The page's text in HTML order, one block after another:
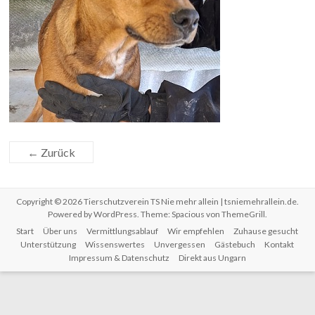
← Zurück
Copyright © 2026Tierschutzverein TS Nie mehr allein | tsniemehrallein.de.
Powered byWordPress. Theme: Spacious von ThemeGrill.
Start
Über uns Vermittlungsablauf Wir empfehlen
Zuhause gesucht
Unterstützung
Wissenswertes Unvergessen Gästebuch
Kontakt
Impressum & Datenschutz
Direkt aus Ungarn